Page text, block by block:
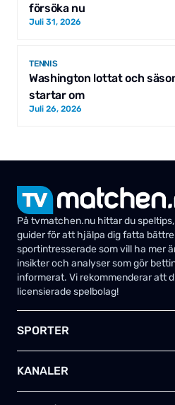
försöka nu
Juli 31, 2026
TENNIS
Washington lottat och
startar om
Juli 26, 2026
På tvmatchen.nu hittar du
guider för att hjälpa dig fatta
sportintresserade som vill ha mer
insikter och analyser som gör
informerat. Vi rekommenderar att
licensierade spelbolag!
SPORTER
Ishockey
Amerikansk fotboll
KANALER